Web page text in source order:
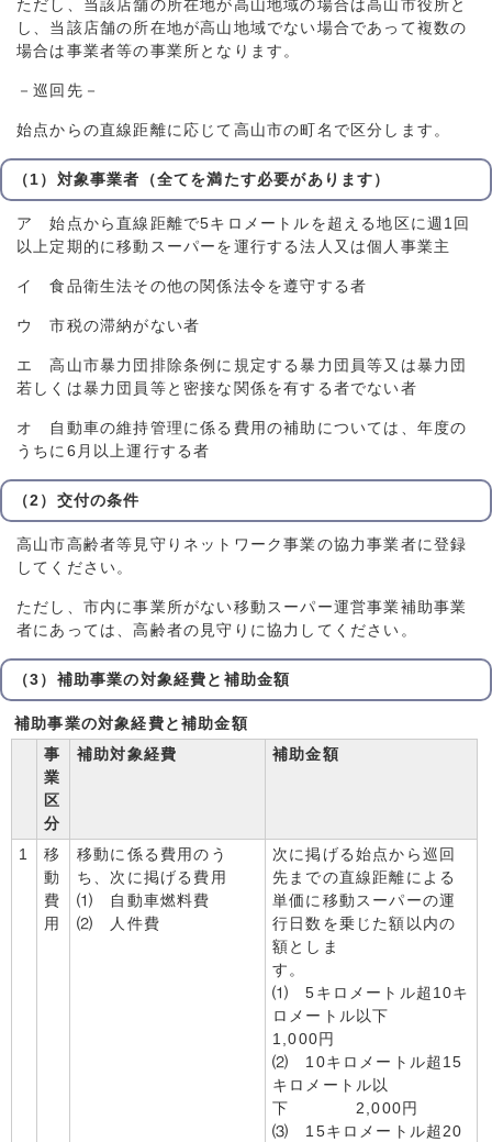
ただし、当該店舗の所在地が高山地域の場合は高山市役所と
し、当該店舗の所在地が高山地域でない場合であって複数の
場合は事業者等の事業所となります。
－巡回先－
始点からの直線距離に応じて高山市の町名で区分します。
（1）対象事業者（全てを満たす必要があります）
ア 始点から直線距離で5キロメートルを超える地区に週1回
以上定期的に移動スーパーを運行する法人又は個人事業主
イ 食品衛生法その他の関係法令を遵守する者
ウ 市税の滞納がない者
エ 高山市暴力団排除条例に規定する暴力団員等又は暴力団
若しくは暴力団員等と密接な関係を有する者でない者
オ 自動車の維持管理に係る費用の補助については、年度の
うちに6月以上運行する者
（2）交付の条件
高山市高齢者等見守りネットワーク事業の協力事業者に登録
してください。
ただし、市内に事業所がない移動スーパー運営事業補助事業
者にあっては、高齢者の見守りに協力してください。
（3）補助事業の対象経費と補助金額
補助事業の対象経費と補助金額
事
業
区
分
補助対象経費 補助金額
1
移
動
費
用
移動に係る費用のう
ち、次に掲げる費用
⑴ 自動車燃料費
⑵ 人件費
次に掲げる始点から巡回
先までの直線距離による
単価に移動スーパーの運
行日数を乗じた額以内の
額としま
す。
⑴ 5キロメートル超10キ
ロメートル以下
1,000円
⑵ 10キロメートル超15
キロメートル以
下 2,000円
⑶ 15キロメートル超20